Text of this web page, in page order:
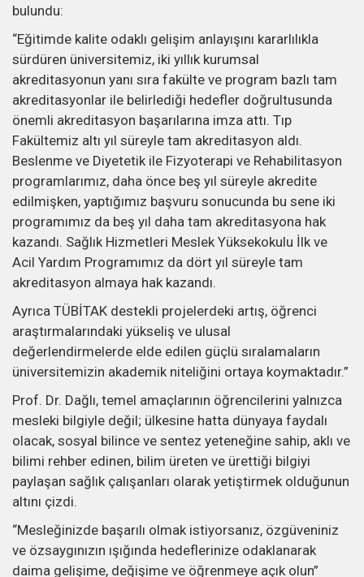
bulundu:
“Eğitimde kalite odaklı gelişim anlayışını kararlılıkla
sürdüren üniversitemiz, iki yıllık kurumsal
akreditasyonun yanı sıra fakülte ve program bazlı tam
akreditasyonlar ile belirlediği hedefler doğrultusunda
önemli akreditasyon başarılarına imza attı. Tıp
Fakültemiz altı yıl süreyle tam akreditasyon aldı.
Beslenme ve Diyetetik ile Fizyoterapi ve Rehabilitasyon
programlarımız, daha önce beş yıl süreyle akredite
edilmişken, yaptığımız başvuru sonucunda bu sene iki
programımız da beş yıl daha tam akreditasyona hak
kazandı. Sağlık Hizmetleri Meslek Yüksekokulu İlk ve
Acil Yardım Programımız da dört yıl süreyle tam
akreditasyon almaya hak kazandı.
Ayrıca TÜBİTAK destekli projelerdeki artış, öğrenci
araştırmalarındaki yükseliş ve ulusal
değerlendirmelerde elde edilen güçlü sıralamaların
üniversitemizin akademik niteliğini ortaya koymaktadır.”
Prof. Dr. Dağlı, temel amaçlarının öğrencilerini yalnızca
mesleki bilgiyle değil; ülkesine hatta dünyaya faydalı
olacak, sosyal bilince ve sentez yeteneğine sahip, aklı ve
bilimi rehber edinen, bilim üreten ve ürettiği bilgiyi
paylaşan sağlık çalışanları olarak yetiştirmek olduğunun
altını çizdi.
“Mesleğinizde başarılı olmak istiyorsanız, özgüveniniz
ve özsaygınızın ışığında hedeflerinize odaklanarak
daima gelişime, değişime ve öğrenmeye açık olun”